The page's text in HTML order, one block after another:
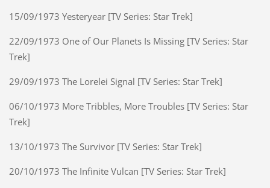
15/09/1973 Yesteryear [TV Series: Star Trek]
22/09/1973 One of Our Planets Is Missing [TV Series: Star
Trek]
29/09/1973 The Lorelei Signal [TV Series: Star Trek]
06/10/1973 More Tribbles, More Troubles [TV Series: Star
Trek]
13/10/1973 The Survivor [TV Series: Star Trek]
20/10/1973 The Infinite Vulcan [TV Series: Star Trek]